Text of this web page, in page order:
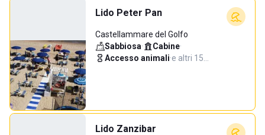
Lido Peter Pan
Castellammare del Golfo
Sabbiosa· Cabine·
Accesso animali·e altri 15…
Lido Zanzibar